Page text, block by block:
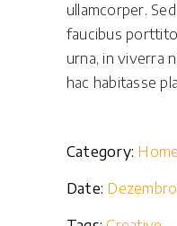
ullamcorper.
faucibus
urna, in viverra
hac habitasse
Category:
Date: